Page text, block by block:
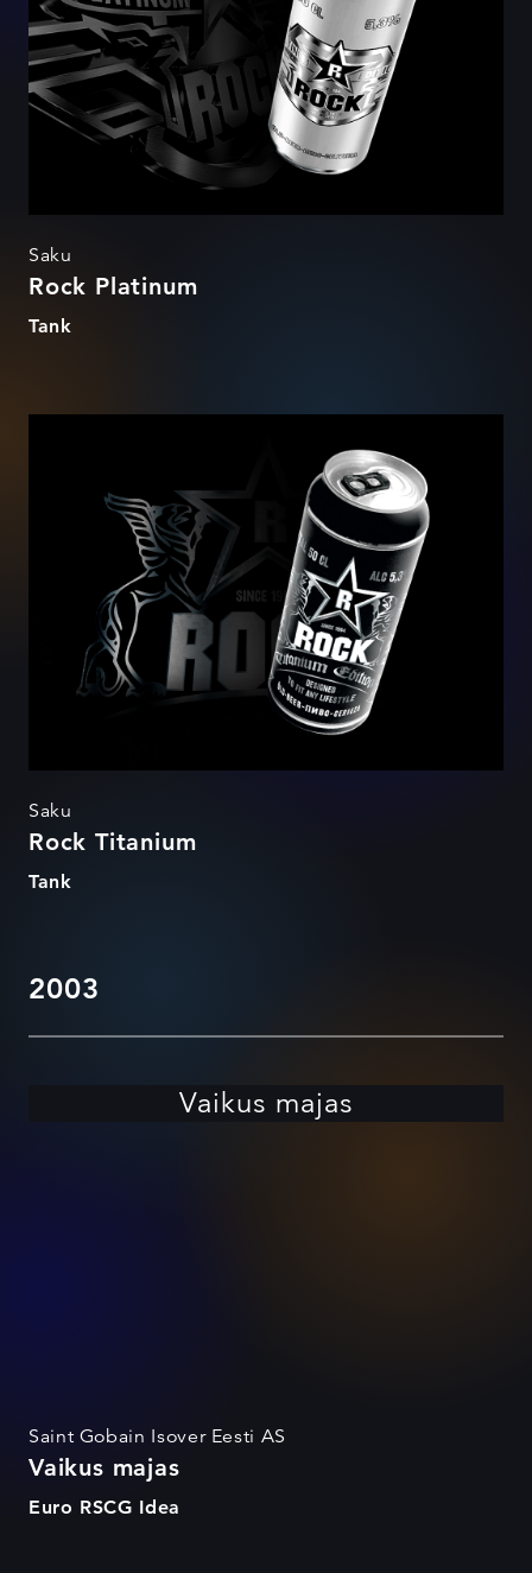
Saku
Rock Platinum
Tank
Saku
Rock Titanium
Tank
2003
Vaikus majas
Saint Gobain Isover Eesti AS
Vaikus majas
Euro RSCG Idea